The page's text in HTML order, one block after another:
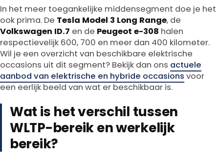
In het meer toegankelijke middensegment doe je het
ook prima. De Tesla Model 3 Long Range, de
Volkswagen ID.7 en de Peugeot e-308 halen
respectievelijk 600, 700 en meer dan 400 kilometer.
Wil je een overzicht van beschikbare elektrische
occasions uit dit segment? Bekijk dan ons actuele
aanbod van elektrische en hybride occasions voor
een eerlijk beeld van wat er beschikbaar is.
Wat is het verschil tussen
WLTP-bereik en werkelijk
bereik?